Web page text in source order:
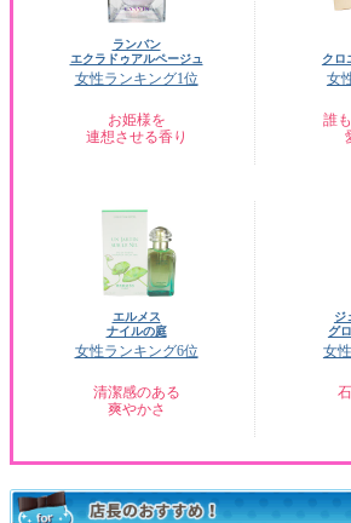
ランバン
エクラドゥアルページュ
女性ランキング1位
お姫様を
連想させる香り
クロ
女
誰
エルメス
ナイルの庭
女性ランキング6位
清潔感のある
爽やかさ
ジ
グ
女